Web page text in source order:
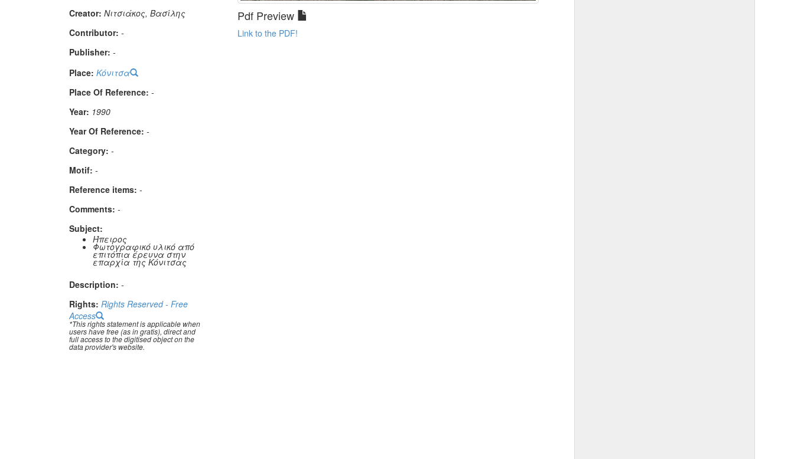
Creator: Νιτσιάκος, Βασίλης
Contributor: -
Publisher: -
Place: Κόνιτσα
Place Of Reference: -
Year: 1990
Year Of Reference: -
Category: -
Μotif: -
Reference items: -
Comments: -
Subject:
Ήπειρος
Φωτογραφικό υλικό από
επιτόπια έρευνα στην
επαρχία της Κόνιτσας
Description: -
Rights: Rights Reserved - Free
Access
*This rights statement is applicable when
users have free (as in gratis), direct and
full access to the digitised object on the
data provider's website.
Pdf Preview
Link to the PDF!